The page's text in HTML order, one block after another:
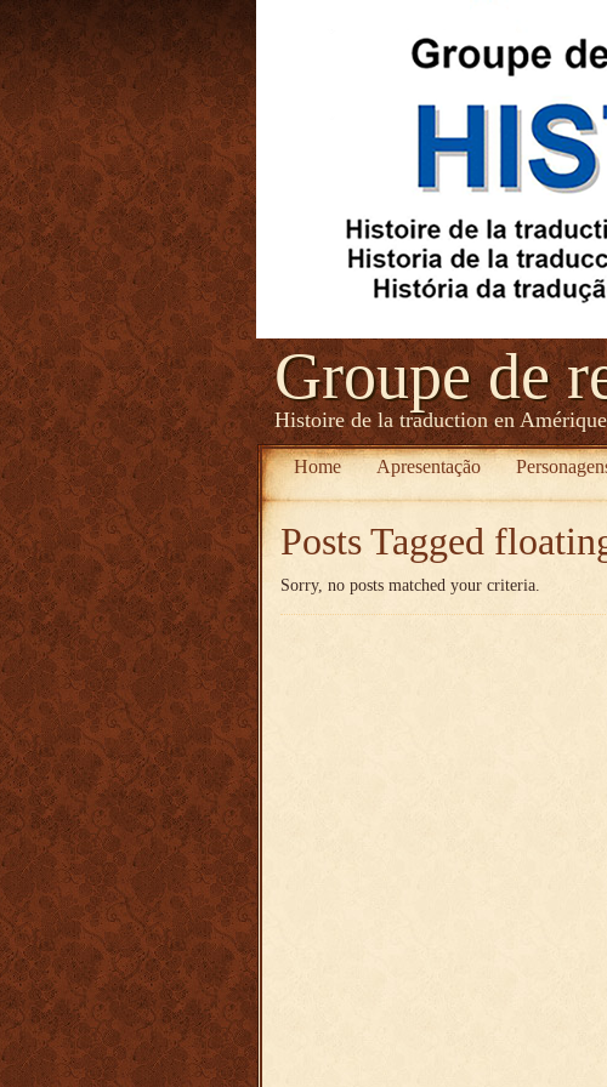
Groupe de
Histoire de la traduction en
Home Apresentação
Posts Tagged
Sorry, no posts matched your criteria.